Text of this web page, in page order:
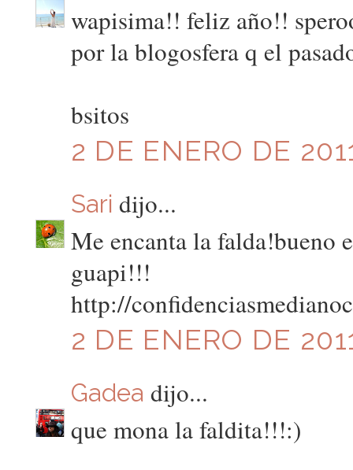
wapisima!! feliz año!!
por la blogosfera q el
bsitos
2 DE ENERO DE
Sari dijo...
Me encanta la falda!bueno
guapi!!!
http://
2 DE ENERO DE
Gadea dijo...
que mona la faldita!!!:)